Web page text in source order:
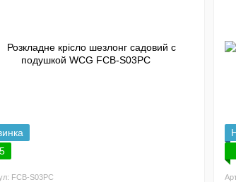
5
FCB-S03PС